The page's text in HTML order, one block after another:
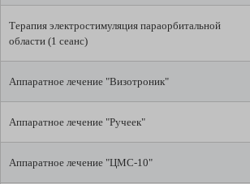
Терапия электростимуляция параорбитальной
области (1 сеанс)
Аппаратное лечение "Визотроник"
Аппаратное лечение "Ручеек"
Аппаратное лечение "ЦМС-10"